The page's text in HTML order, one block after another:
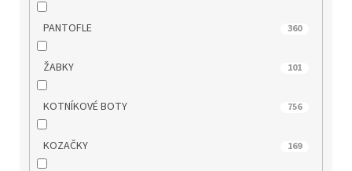
WONDERS
ZAXY
PANTOFLE 360
ŽABKY 101
KOTNÍKOVÉ BOTY 756
KOZAČKY 169